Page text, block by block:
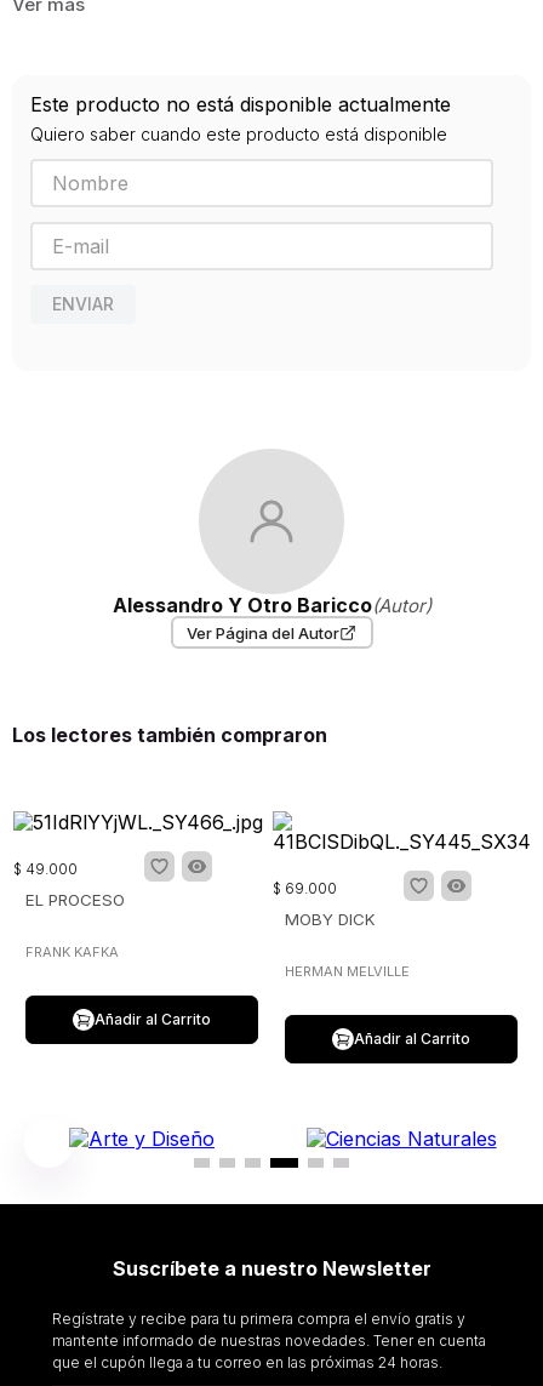
9788433902436
Editorial
ANAGRAMA
Año de publicación
2019
Este producto no está disponible actualmente
Quiero saber cuando este producto está disponible
ENVIAR
Alessandro Y Otro Baricco(Autor)
Ver Página del Autor
Los lectores también compraron
$ 49.000
EL PROCESO
FRANK KAFKA
Añadir al Carrito
$ 69.000
MOBY DICK
HERMAN MELVILLE
Añadir al Carrito
Suscríbete a nuestro Newsletter
Regístrate y recibe para tu primera compra el envío gratis y
mantente informado de nuestras novedades. Tener en cuenta
que el cupón llega a tu correo en las próximas 24 horas.